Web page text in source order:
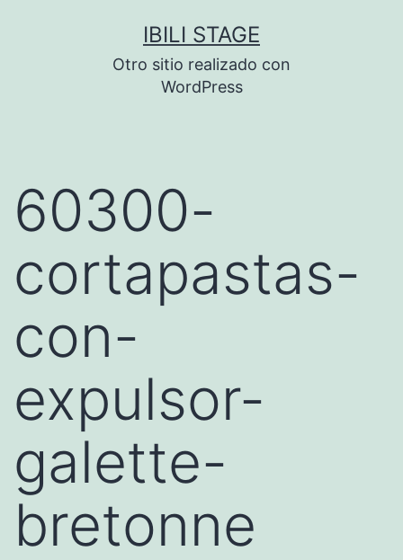
IBILI STAGE
Otro sitio realizado con
WordPress
60300-
cortapastas-
con-
expulsor-
galette-
bretonne